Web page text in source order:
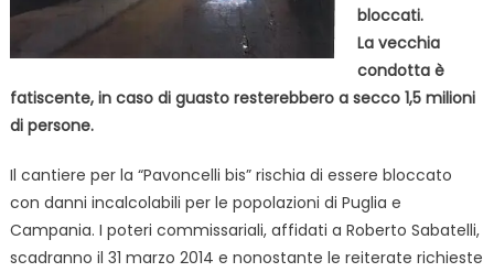
bloccati.
La vecchia
condotta è
fatiscente, in caso di guasto resterebbero a secco 1,5 milioni
di persone.
Il cantiere per la “Pavoncelli bis” rischia di essere bloccato
con danni incalcolabili per le popolazioni di Puglia e
Campania. I poteri commissariali, affidati a Roberto Sabatelli,
scadranno il 31 marzo 2014 e nonostante le reiterate richieste